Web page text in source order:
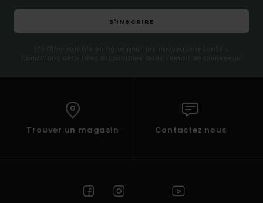
S'INSCRIRE
(*) Offre valable en ligne pour les nouveaux inscrits -
Conditions détaillées disponibles dans l'email de bienvenue
Trouver un magasin Contactez nous